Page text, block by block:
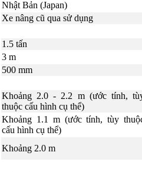
Nhật Bản (Japan)
Xe nâng cũ qua sử dụng
1.5 tấn
3 m
500 mm
Khoảng 2.0 - 2.2 m (ước tính,
thuộc cấu hình cụ thể)
Khoảng 1.1 m (ước tính, tùy
cấu hình cụ thể)
Khoảng 2.0 m